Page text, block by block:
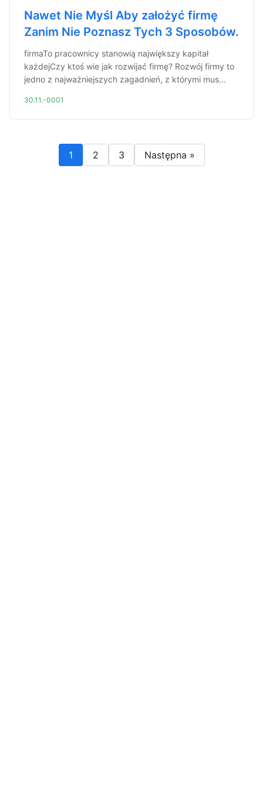
Nawet Nie Myśl Aby założyć firmę
Zanim Nie Poznasz Tych 3 Sposobów.
firmaTo pracownicy stanowią największy kapitał
każdejCzy ktoś wie jak rozwijać firmę? Rozwój firmy to
jedno z najważniejszych zagadnień, z którymi mus...
30.11.-0001
1 2 3 Następna »